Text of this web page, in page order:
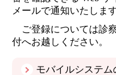
メールで通知いたします
ご登録については診
付へお越しください。
モバイルシステム